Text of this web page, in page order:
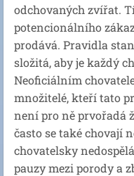
odchovaných zvířat.
potencionálního
prodává. Pravidla
složitá, aby je každý
Neoficiálním
množitelé, kteří tato
není pro ně prvořadá
často se také chovají
chovatelsky
pauzy mezi porody a